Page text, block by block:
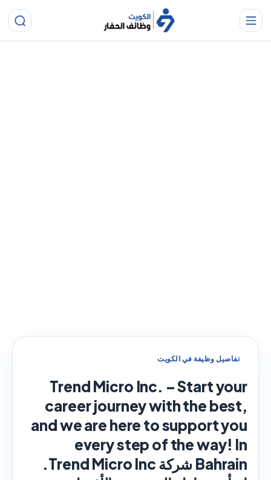
تفاصيل وظيفة في الكويت
Trend Micro Inc. – Start your
career journey with the best,
and we are here to support you
every step of the way! In
Bahrain شركة Trend Micro Inc.